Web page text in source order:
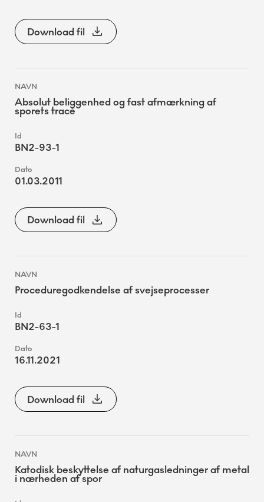
Download fil
Absolut beliggenhed og fast afmærkning af
sporets tracé
BN2-93-1
01.03.2011
Download fil
Proceduregodkendelse af svejseprocesser
BN2-63-1
16.11.2021
Download fil
Katodisk beskyttelse af naturgasledninger af metal
i nærheden af spor